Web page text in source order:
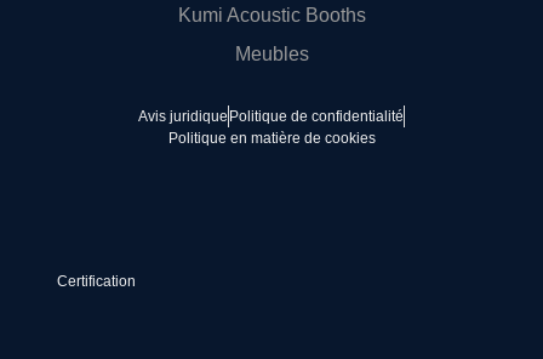
Kumi Acoustic Booths
Meubles
Avis juridique Politique de confidentialité
Politique en matière de cookies
Certification